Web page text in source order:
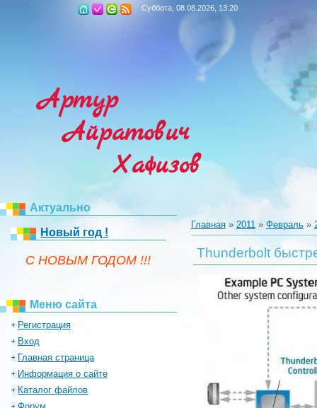
Суббота, 08.08.2026, 13:20
Артур
Айратович
Хафизов
Актуально
Новый год !
C НОВЫМ ГОДОМ !!!
Меню сайта
Регистрация
Вход
Главная страница
Информация о сайте
Каталог файлов
Главная » 2011 » Февраль »
Thunderbolt